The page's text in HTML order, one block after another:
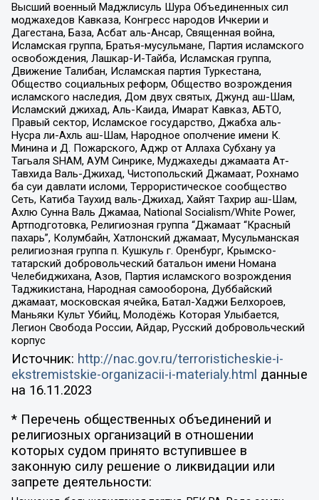
Высший военный Маджлисуль Шура Объединенных сил
моджахедов Кавказа, Конгресс народов Ичкерии и
Дагестана, База, Асбат аль-Ансар, Священная война,
Исламская группа, Братья-мусульмане, Партия исламского
освобождения, Лашкар-И-Тайба, Исламская группа,
Движение Талибан, Исламская партия Туркестана,
Общество социальных реформ, Общество возрождения
исламского наследия, Дом двух святых, Джунд аш-Шам,
Исламский джихад, Аль-Каида, Имарат Кавказ, АБТО,
Правый сектор, Исламское государство, Джабха аль-
Нусра ли-Ахль аш-Шам, Народное ополчение имени К.
Минина и Д. Пожарского, Аджр от Аллаха Субхану уа
Тагьаля SHAM, АУМ Синрике, Муджахеды джамаата Ат-
Тавхида Валь-Джихад, Чистопольский Джамаат, Рохнамо
ба суи давлати исломи, Террористическое сообщество
Сеть, Катиба Таухид валь-Джихад, Хайят Тахрир аш-Шам,
Ахлю Сунна Валь Джамаа, National Socialism/White Power,
Артподготовка, Религиозная группа “Джамаат “Красный
пахарь”, Колумбайн, Хатлонский джамаат, Мусульманская
религиозная группа п. Кушкуль г. Оренбург, Крымско-
татарский добровольческий батальон имени Номана
Челебиджихана, Азов, Партия исламского возрождения
Таджикистана, Народная самооборона, Дуббайский
джамаат, московская ячейка, Батал-Хаджи Белхороев,
Маньяки Культ Убийц, Молодёжь Которая Улыбается,
Легион Свобода России, Айдар, Русский добровольческий
корпус
Источник: http://nac.gov.ru/terroristicheskie-i-
ekstremistskie-organizacii-i-materialy.html данные
на 16.11.2023
* Перечень общественных объединений и
религиозных организаций в отношении
которых судом принято вступившее в
законную силу решение о ликвидации или
запрете деятельности: